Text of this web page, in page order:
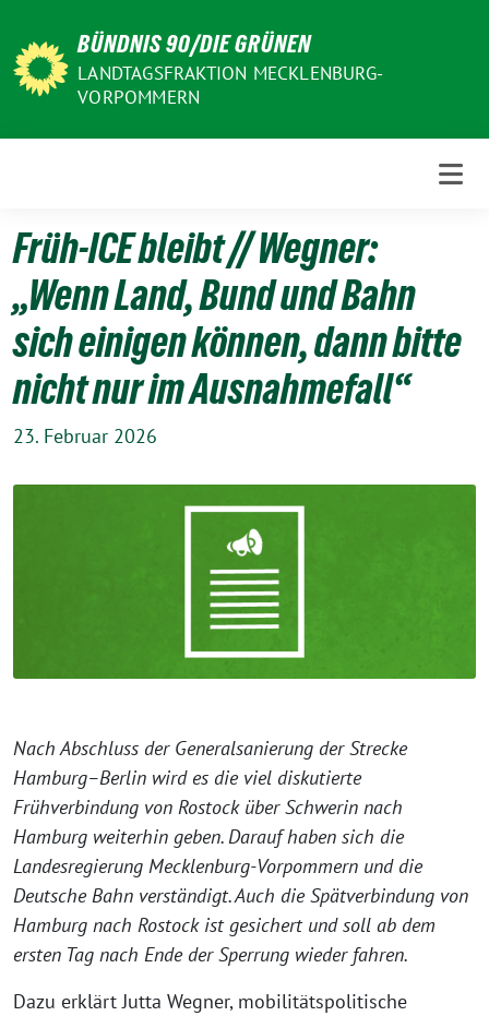
zum
Inhalt
BÜNDNIS 90/DIE GRÜNEN
LANDTAGSFRAKTION MECKLENBURG-
VORPOMMERN
Früh-ICE bleibt // Wegner:
„Wenn Land, Bund und Bahn
sich einigen können, dann bitte
nicht nur im Ausnahmefall“
23. Februar 2026
Nach Abschluss der Generalsanierung der Strecke
Hamburg–Berlin wird es die viel diskutierte
Frühverbindung von Rostock über Schwerin nach
Hamburg weiterhin geben. Darauf haben sich die
Landesregierung Mecklenburg-Vorpommern und die
Deutsche Bahn verständigt. Auch die Spätverbindung von
Hamburg nach Rostock ist gesichert und soll ab dem
ersten Tag nach Ende der Sperrung wieder fahren.
Dazu erklärt Jutta Wegner, mobilitätspolitische